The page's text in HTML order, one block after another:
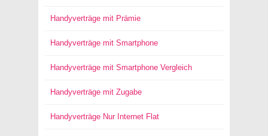
Handyverträge mit Prämie
Handyverträge mit Smartphone
Handyverträge mit Smartphone Vergleich
Handyverträge mit Zugabe
Handyverträge Nur Internet Flat